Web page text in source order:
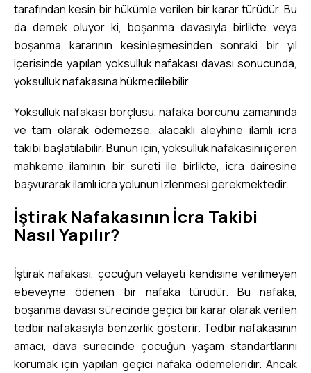
tarafından kesin bir hükümle verilen bir karar türüdür. Bu
da demek oluyor ki, boşanma davasıyla birlikte veya
boşanma kararının kesinleşmesinden sonraki bir yıl
içerisinde yapılan yoksulluk nafakası davası sonucunda,
yoksulluk nafakasına hükmedilebilir.
Yoksulluk nafakası borçlusu, nafaka borcunu zamanında
ve tam olarak ödemezse, alacaklı aleyhine ilamlı icra
takibi başlatılabilir. Bunun için, yoksulluk nafakasını içeren
mahkeme ilamının bir sureti ile birlikte, icra dairesine
başvurarak ilamlı icra yolunun izlenmesi gerekmektedir.
İştirak Nafakasının İcra Takibi
Nasıl Yapılır?
İştirak nafakası, çocuğun velayeti kendisine verilmeyen
ebeveyne ödenen bir nafaka türüdür. Bu nafaka,
boşanma davası sürecinde geçici bir karar olarak verilen
tedbir nafakasıyla benzerlik gösterir. Tedbir nafakasının
amacı, dava sürecinde çocuğun yaşam standartlarını
korumak için yapılan geçici nafaka ödemeleridir. Ancak